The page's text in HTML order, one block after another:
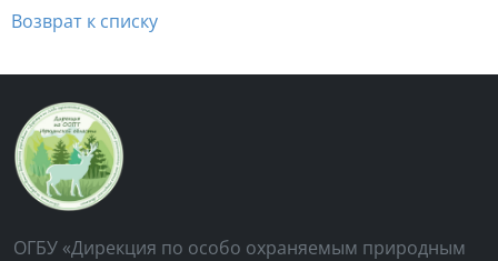
Возврат к списку
ОГБУ «Дирекция по особо охраняемым природным